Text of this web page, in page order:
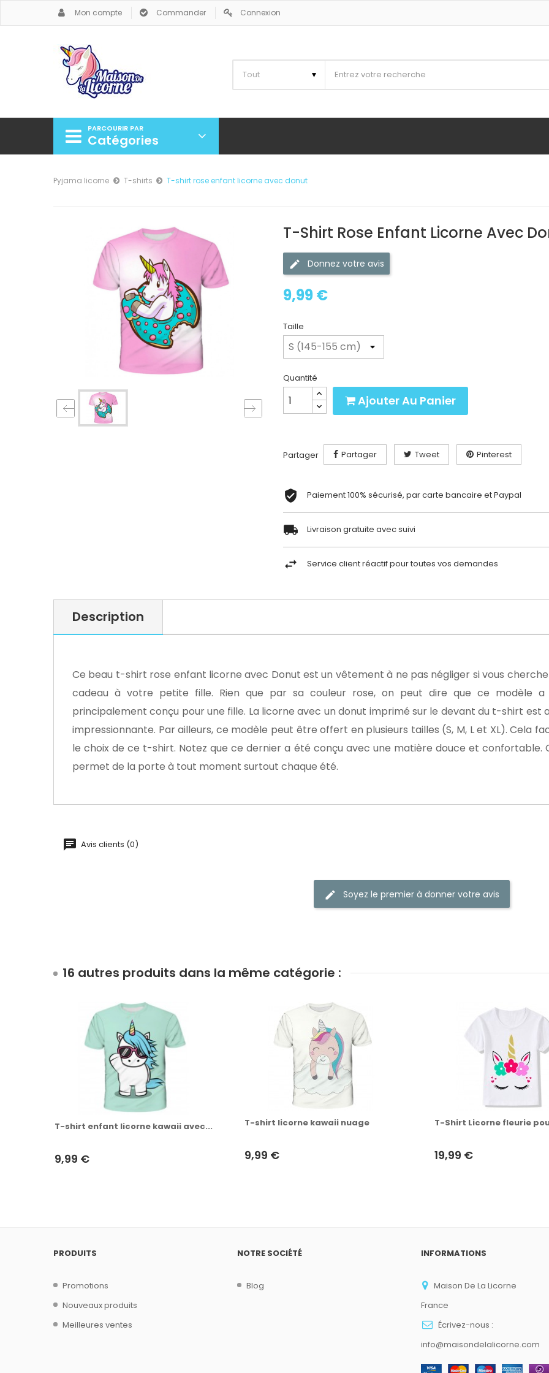
Mon compte Commander Connexion
PARCOURIR PAR
Catégories
Pyjama licorne T-shirts T-shirt rose enfant licorne avec donut
T-Shirt Rose Enfant Licorne Avec
Donnez votre avis
9,99 €
Taille
Quantité
Ajouter Au Panier
Partager Partager Tweet Pinterest
Paiement 100% sécurisé, par carte bancaire et Paypal
Livraison gratuite avec suivi
Service client réactif pour toutes vos demandes
Description
Ce beau t-shirt rose enfant licorne avec Donut est un vêtement à ne pas négliger si vous
cadeau à votre petite fille. Rien que par sa couleur rose, on peut dire que ce modèle a
principalement conçu pour une fille. La licorne avec un donut imprimé sur le devant du t-shirt est
impressionnante. Par ailleurs, ce modèle peut être offert en plusieurs tailles (S, M, L et XL). Cela
le choix de ce t-shirt. Notez que ce dernier a été conçu avec une matière douce et confortable.
permet de la porte à tout moment surtout chaque été.
Avis clients (0)
Soyez le premier à donner votre avis
16 autres produits dans la même catégorie :
T-shirt enfant licorne kawaii avec...
9,99 €
T-shirt licorne kawaii nuage
9,99 €
T-Shirt Licorne fleurie
19,99 €
PRODUITS
Promotions
Nouveaux produits
Meilleures ventes
NOTRE SOCIÉTÉ
Blog
INFORMATIONS
Maison De La Licorne
France
Écrivez-nous :
info@maisondelalicorne.com